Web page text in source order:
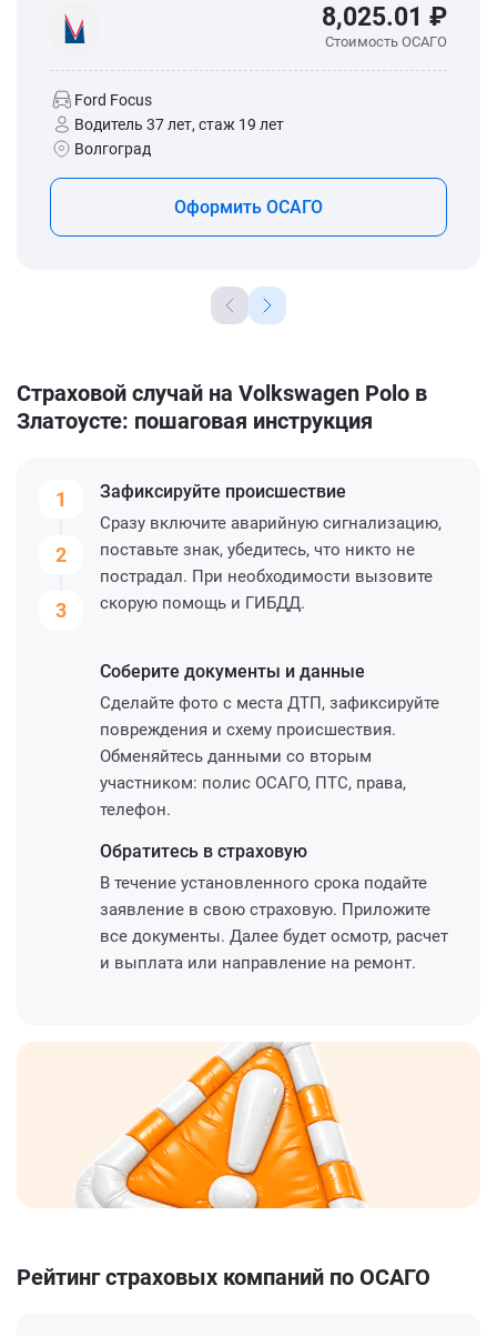
8,025.01 ₽
Стоимость ОСАГО
Ford Focus
Водитель 37 лет, стаж 19 лет
Волгоград
Оформить ОСАГО
Страховой случай на Volkswagen Polo в
Златоусте: пошаговая инструкция
1
2
3
Зафиксируйте происшествие
Сразу включите аварийную сигнализацию,
поставьте знак, убедитесь, что никто не
пострадал. При необходимости вызовите
скорую помощь и ГИБДД.
Соберите документы и данные
Сделайте фото с места ДТП, зафиксируйте
повреждения и схему происшествия.
Обменяйтесь данными со вторым
участником: полис ОСАГО, ПТС, права,
телефон.
Обратитесь в страховую
В течение установленного срока подайте
заявление в свою страховую. Приложите
все документы. Далее будет осмотр, расчет
и выплата или направление на ремонт.
Рейтинг страховых компаний по ОСАГО